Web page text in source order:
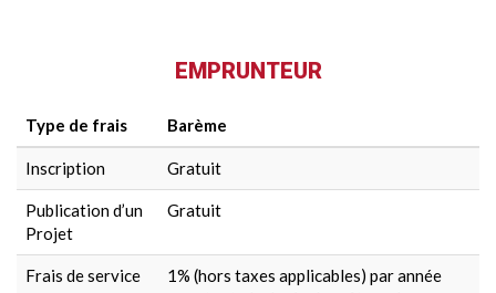
EMPRUNTEUR
Type de frais Barème
Inscription Gratuit
Publication d’un
Projet
Gratuit
Frais de service
1% (hors taxes applicables) par année